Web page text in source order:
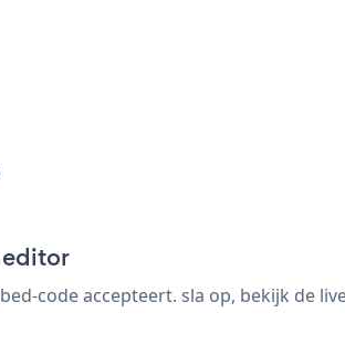
code accepteert. sla op, bekijk de